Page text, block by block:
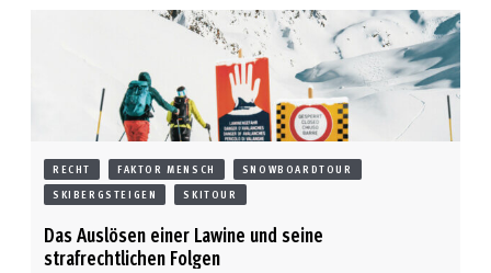
RECHT FAKTOR MENSCH
SNOWBOARDTOUR
SKIBERGSTEIGEN
SKITOUR
Das Auslösen einer Lawine und seine
strafrechtlichen Folgen